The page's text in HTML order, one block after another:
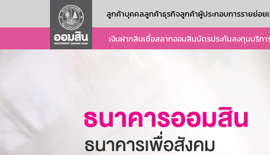
ลูกค้าบุคคลลูกค้าธุรกิจลูกค้าผู้ประกอบการรายย่อย
เงินฝากสินเชื่อสลากออมสินบัตรประกันลงทุนบริก